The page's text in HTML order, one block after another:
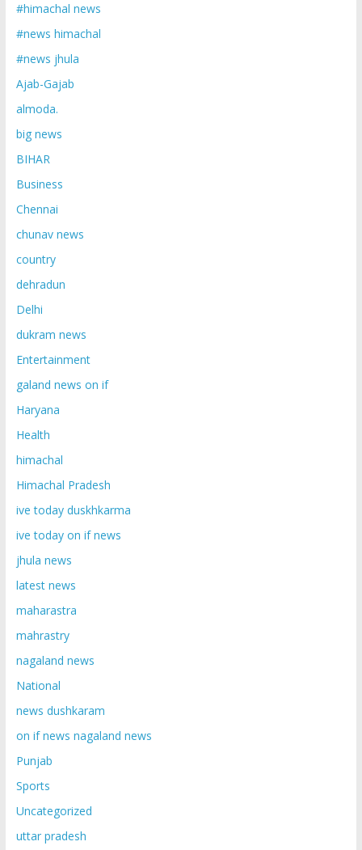
#himachal news
#news himachal
#news jhula
Ajab-Gajab
almoda.
big news
BIHAR
Business
Chennai
chunav news
country
dehradun
Delhi
dukram news
Entertainment
galand news on if
Haryana
Health
himachal
Himachal Pradesh
ive today duskhkarma
ive today on if news
jhula news
latest news
maharastra
mahrastry
nagaland news
National
news dushkaram
on if news nagaland news
Punjab
Sports
Uncategorized
uttar pradesh